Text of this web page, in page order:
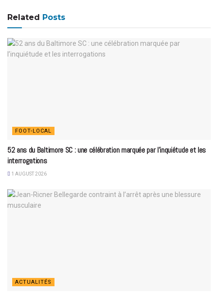
Related Posts
FOOT-LOCAL
52 ans du Baltimore SC : une célébration marquée par l’inquiétude et les
interrogations
1 AUGUST 2026
ACTUALITÉS